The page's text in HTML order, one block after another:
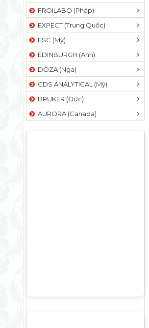
FROILABO (Pháp)
EXPECT (Trung Quốc)
ESC (Mỹ)
EDINBURGH (Anh)
DOZA (Nga)
CDS ANALYTICAL (Mỹ)
BRUKER (Đức)
AURORA (Canada)